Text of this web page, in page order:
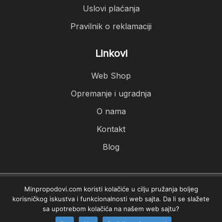
Uslovi plaćanja
Pravilnik o reklamaciji
Linkovi
Web Shop
Opremanje i ugradnja
O nama
Kontakt
Blog
Minpro podovi © 2026. Sva prava zadržana.
Izrada sajtaPCMAX Studio
Minpropodovi.com koristi kolačiće u cilju pružanja boljeg
korisničkog iskustva i funkcionalnosti web sajta. Da li se slažete
sa upotrebom kolačića na našem web sajtu?